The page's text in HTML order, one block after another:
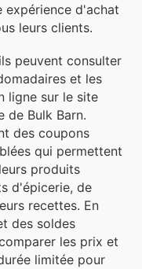
expérience d'achat
leurs clients.
peuvent consulter
et les
ligne sur le site
Bulk Barn.
des coupons
qui permettent
produits
d'épicerie, de
recettes. En
des soldes
les prix et
limitée pour